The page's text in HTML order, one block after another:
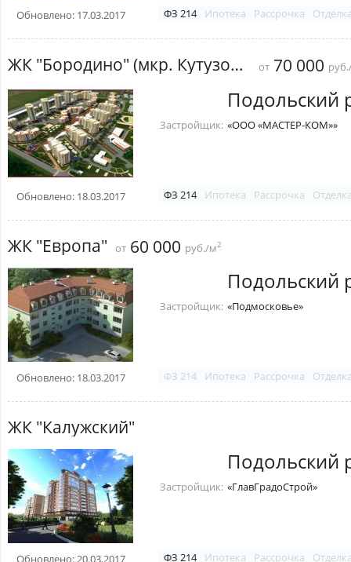
Обновлено: 17.03.2017 ФЗ 214 Ипотека Рассрочка
ЖК "Бородино" (мкр. Кутузово) от 70 000
Обновлено: 18.03.2017
Подольский
Застройщик: «ООО «МАСТЕР-КОМ»»
ФЗ 214 Ипотека Рассрочка
ЖК "Европа" от 60 000 руб./м2
Обновлено: 18.03.2017
Подольский
Застройщик: «Подмосковье»
ФЗ 214 Ипотека Рассрочка
ЖК "Калужский"
Обновлено: 20.03.2017
Подольский
Застройщик: «ГлавГрадоСтрой»
ФЗ 214 Ипотека Рассрочка